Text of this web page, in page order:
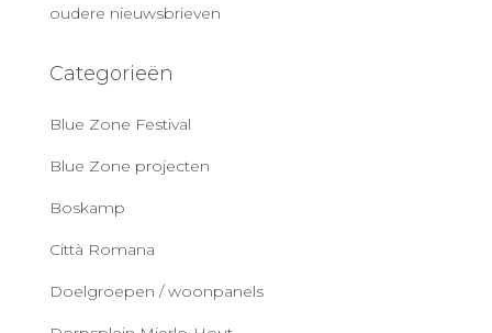
oudere nieuwsbrieven
Categorieën
Blue Zone Festival
Blue Zone projecten
Boskamp
Città Romana
Doelgroepen / woonpanels